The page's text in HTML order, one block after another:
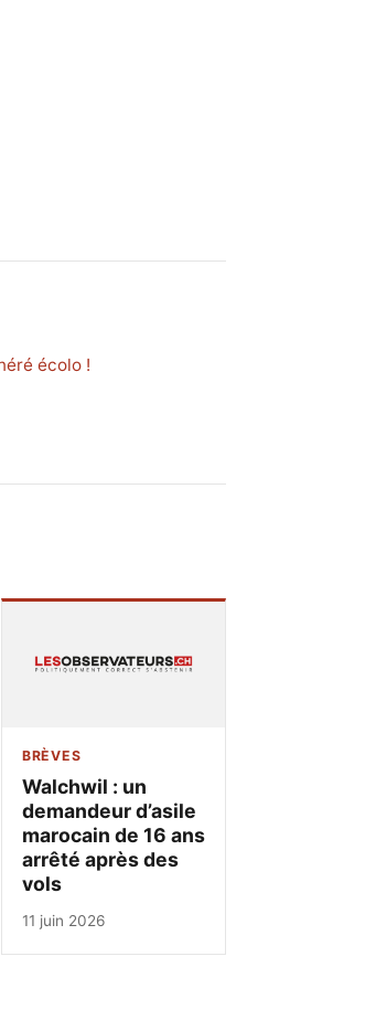
écolo !
BRÈVES
Walchwil : un
demandeur d’asile
marocain de 16 ans
arrêté après des
vols
11 juin 2026